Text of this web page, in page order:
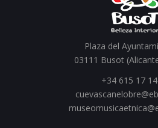
Plaza del
03111 Busot
+34 615 17